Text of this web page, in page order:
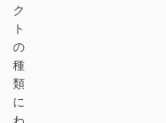
ク
ト
の
種
類
に